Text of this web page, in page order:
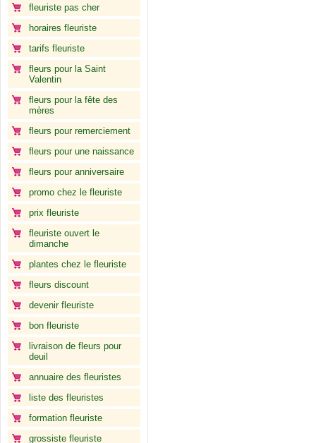
fleuriste pas cher
horaires fleuriste
tarifs fleuriste
fleurs pour la Saint
Valentin
fleurs pour la fête des
mères
fleurs pour remerciement
fleurs pour une naissance
fleurs pour anniversaire
promo chez le fleuriste
prix fleuriste
fleuriste ouvert le
dimanche
plantes chez le fleuriste
fleurs discount
devenir fleuriste
bon fleuriste
livraison de fleurs pour
deuil
annuaire des fleuristes
liste des fleuristes
formation fleuriste
grossiste fleuriste